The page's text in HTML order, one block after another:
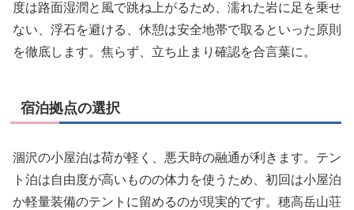
度は路面湿潤と風で跳ね上がるため、濡れた岩に足を乗せ
ない、浮石を避ける、休憩は安全地帯で取るといった原則
を徹底します。焦らず、立ち止まり確認を合言葉に。
宿泊拠点の選択
涸沢の小屋泊は荷が軽く、悪天時の融通が利きます。テン
ト泊は自由度が高いものの体力を使うため、初回は小屋泊
か軽量装備のテントに留めるのが現実的です。穂高岳山荘